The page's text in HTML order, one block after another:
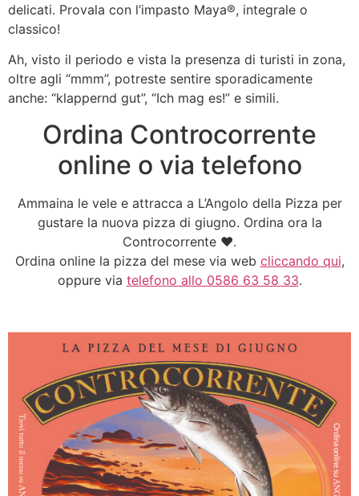
delicati. Provala con l’impasto Maya®, integrale o
classico!
Ah, visto il periodo e vista la presenza di turisti in zona,
oltre agli “mmm”, potreste sentire sporadicamente
anche: “klappernd gut”, “Ich mag es!” e simili.
Ordina Controcorrente
online o via telefono
Ammaina le vele e attracca a L’Angolo della Pizza per
gustare la nuova pizza di giugno. Ordina ora la
Controcorrente ♥.
Ordina online la pizza del mese via web cliccando qui,
oppure via telefono allo 0586 63 58 33.